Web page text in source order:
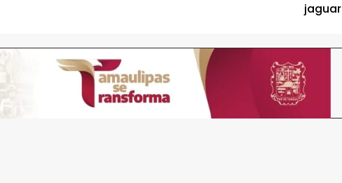
jaguar